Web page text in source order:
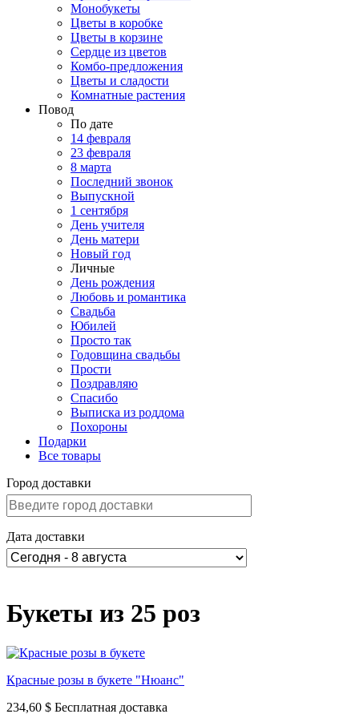
Монобукеты
Цветы в коробке
Цветы в корзине
Сердце из цветов
Комбо-предложения
Цветы и сладости
Комнатные растения
Повод
По дате
14 февраля
23 февраля
8 марта
Последний звонок
Выпускной
1 сентября
День учителя
День матери
Новый год
Личные
День рождения
Любовь и романтика
Свадьба
Юбилей
Просто так
Годовщина свадьбы
Прости
Поздравляю
Спасибо
Выписка из роддома
Похороны
Подарки
Все товары
Город доставки
Дата доставки
Букеты из 25 роз
Красные розы в букете "Нюанс"
234,60 $